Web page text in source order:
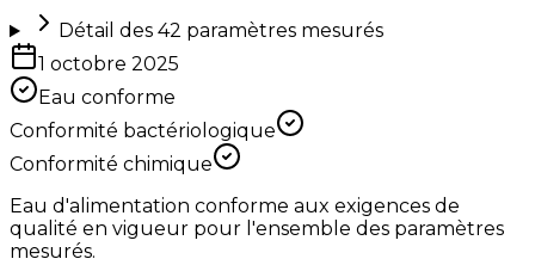
Détail des 42 paramètres mesurés
1 octobre 2025
Eau conforme
Conformité bactériologique
Conformité chimique
Eau d'alimentation conforme aux exigences de
qualité en vigueur pour l'ensemble des paramètres
mesurés.